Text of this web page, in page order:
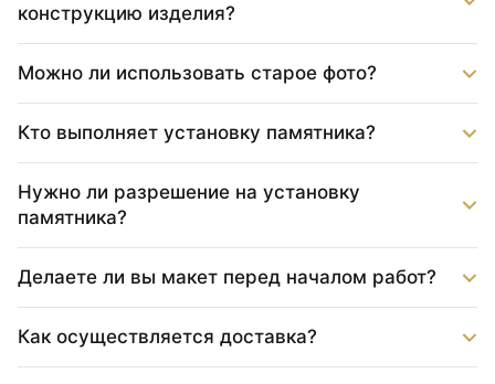
конструкцию изделия?
Можно ли использовать старое фото?
Кто выполняет установку памятника?
Нужно ли разрешение на установку
памятника?
Делаете ли вы макет перед началом работ?
Как осуществляется доставка?